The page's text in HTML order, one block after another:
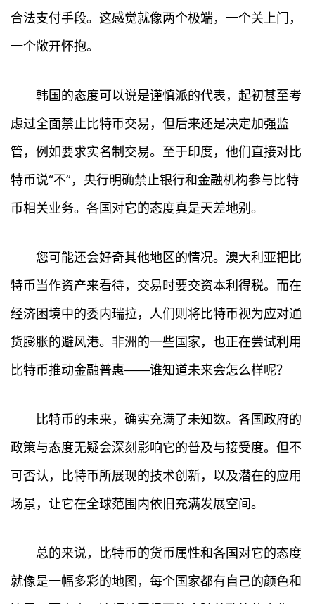
首
行
讯
专
题
合法支付手段。这感觉就像两个极端，一个关上门，
一个敞开怀抱。
韩国的态度可以说是谨慎派的代表，起初甚至考
虑过全面禁止比特币交易，但后来还是决定加强监
管，例如要求实名制交易。至于印度，他们直接对比
特币说“不”，央行明确禁止银行和金融机构参与比特
币相关业务。各国对它的态度真是天差地别。
您可能还会好奇其他地区的情况。澳大利亚把比
特币当作资产来看待，交易时要交资本利得税。而在
经济困境中的委内瑞拉，人们则将比特币视为应对通
货膨胀的避风港。非洲的一些国家，也正在尝试利用
比特币推动金融普惠——谁知道未来会怎么样呢？
比特币的未来，确实充满了未知数。各国政府的
政策与态度无疑会深刻影响它的普及与接受度。但不
可否认，比特币所展现的技术创新，以及潜在的应用
场景，让它在全球范围内依旧充满发展空间。
总的来说，比特币的货币属性和各国对它的态度
就像是一幅多彩的地图，每个国家都有自己的颜色和